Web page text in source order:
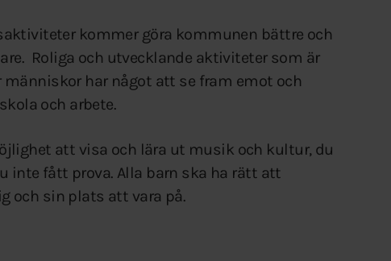
kommer göra kommunen bättre och
Roliga och utvecklande aktiviteter som är
har något att se fram emot och
och arbete.
att visa och lära ut musik och kultur, du
inte fått prova. Alla barn ska ha rätt att
och sin plats att vara på.